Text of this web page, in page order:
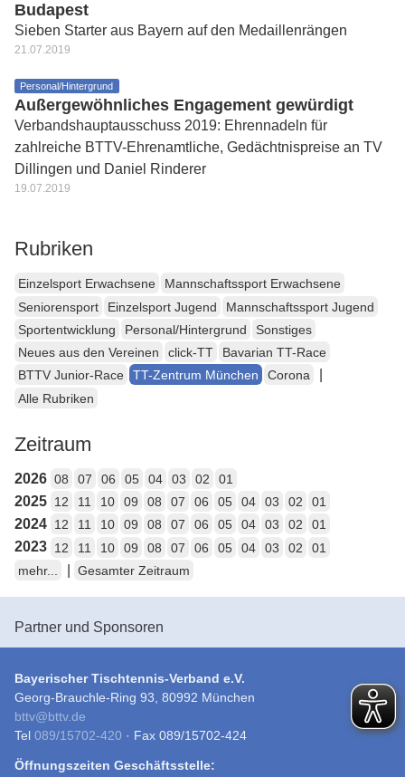
Budapest
Sieben Starter aus Bayern auf den Medaillenrängen
21.07.2019
Personal/Hintergrund
Außergewöhnliches Engagement gewürdigt
Verbandshauptausschuss 2019: Ehrennadeln für
zahlreiche BTTV-Ehrenamtliche, Gedächtnispreise an TV
Dillingen und Daniel Rinderer
19.07.2019
Rubriken
Einzelsport Erwachsene
Mannschaftssport Erwachsene
Seniorensport
Einzelsport Jugend
Mannschaftssport Jugend
Sportentwicklung
Personal/Hintergrund
Sonstiges
Neues aus den Vereinen
click-TT
Bavarian TT-Race
BTTV Junior-Race
TT-Zentrum München Corona
Alle Rubriken
Zeitraum
2026 08 07 06 05 04 03 02 01
2025 12 11 10 09 08 07 06 05 04 03 02 01
2024 12 11 10 09 08 07 06 05 04 03 02 01
2023 12 11 10 09 08 07 06 05 04 03 02
01
mehr...
Gesamter Zeitraum
Partner und Sponsoren
Bayerischer Tischtennis-Verband e.V.
Georg-Brauchle-Ring 93, 80992 München
bttv@bttv.de
Tel 089/15702-420 · Fax 089/15702-424
Öffnungszeiten Geschäftsstelle: